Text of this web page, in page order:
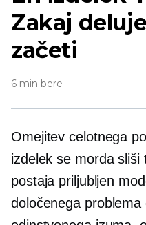
Zakaj
začeti
6 min bere
Omejitev celotnega
izdelek se morda
postaja priljubljen
določenega problema